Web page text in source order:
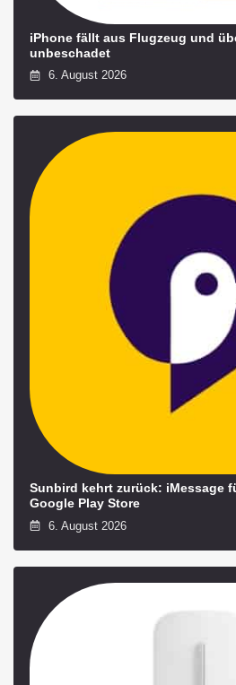
iPhone fällt aus Flugzeug und
unbeschadet
6. August 2026
Sunbird kehrt zurück: iMessage
Google Play Store
6. August 2026